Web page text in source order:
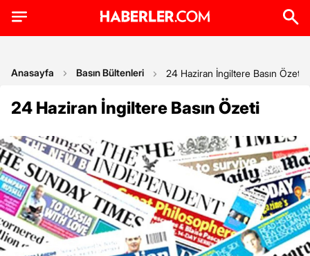
Anasayfa Basın Bültenleri 24 Haziran İngiltere Basın Özeti
24 Haziran İngiltere Basın Özeti